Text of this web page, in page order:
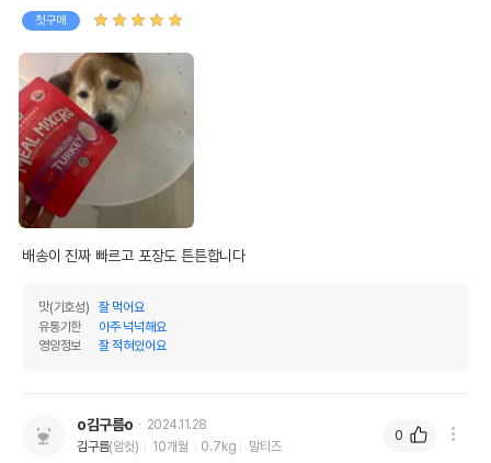
첫구매
배송이 진짜 빠르고 포장도 튼튼합니다
맛(기호성)
잘 먹어요
유통기한
아주 넉넉해요
영양정보
잘 적혀있어요
o김구름o
2024.11.28
김구름(암컷) 10개월 0.7kg 말티즈
0